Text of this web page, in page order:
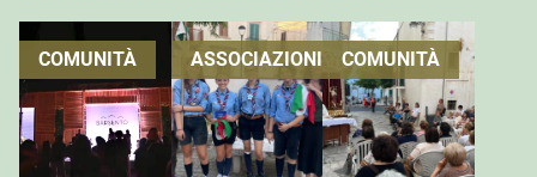
COMUNITÀ ASSOCIAZIONI COMUNITÀ